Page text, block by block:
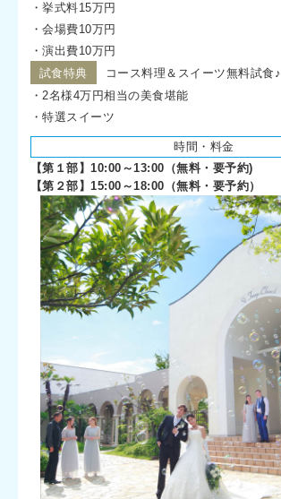
・挙式料15万円
・会場費10万円
・演出費10万円
試食特典
コース料理＆スイーツ無料試食♪
・2名様4万円相当の美食堪能
・特選スイーツ
時間・料金
【第１部】10:00～13:00（無料・要予約)
【第２部】15:00～18:00（無料・要予約）